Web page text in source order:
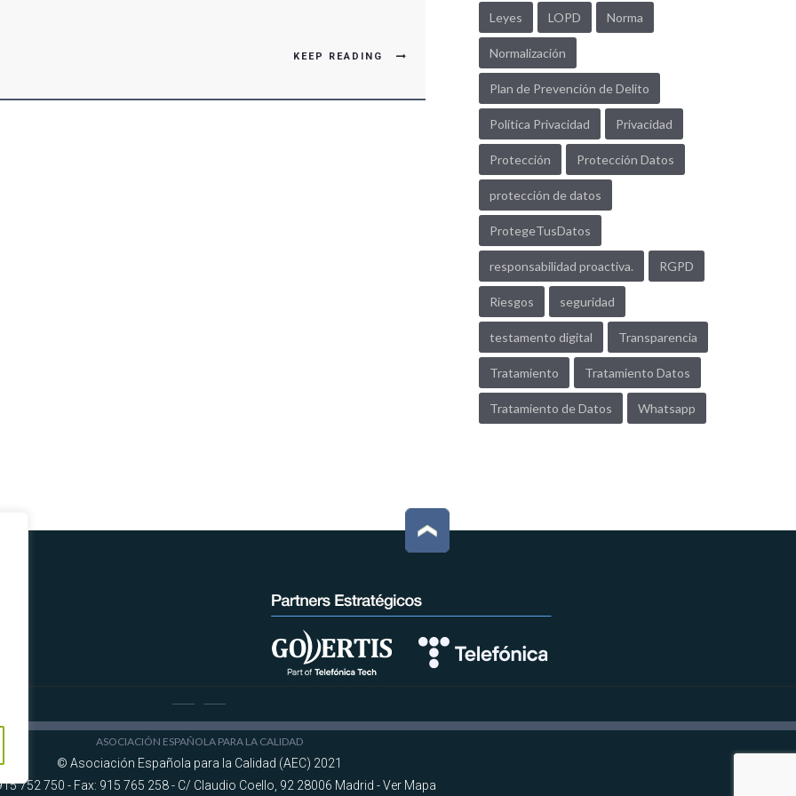
KEEP READING
Leyes LOPD Norma
Normalización
Plan de Prevención de Delito
Política Privacidad Privacidad
Protección Protección Datos
protección de datos
ProtegeTusDatos
responsabilidad proactiva. RGPD
Riesgos seguridad
testamento digital Transparencia
Tratamiento Tratamiento Datos
Tratamiento de Datos Whatsapp
ASOCIACIÓN ESPAÑOLA PARA LA CALIDAD
© Asociación Española para la Calidad (AEC) 2021
752 750 - Fax: 915 765 258 - C/ Claudio Coello, 92 28006 Madrid -Ver Mapa